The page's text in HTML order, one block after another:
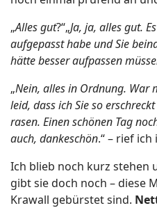
„Alles gut?“„Ja, ja, alles gut.
aufgepasst habe und Sie
hätte besser aufpassen
„Nein, alles in Ordnung. War
leid, dass ich Sie so
rasen. Einen schönen Tag
auch, dankeschön.“ – rief
Ich blieb noch kurz stehen
gibt sie doch noch – diese
Krawall gebürstet sind.